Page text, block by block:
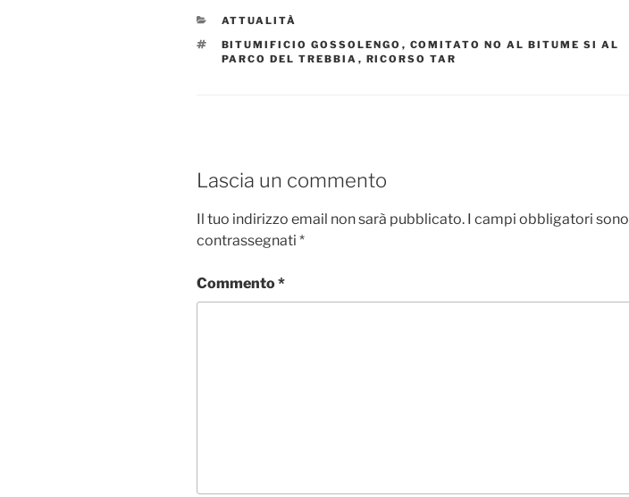
CATEGORIE
ATTUALITÀ
TAG
BITUMIFICIO GOSSOLENGO , COMITATO NO AL BITUME SI AL
PARCO DEL TREBBIA , RICORSO TAR
Lascia un commento
Il tuo indirizzo email non sarà pubblicato. I campi obbligatori sono
contrassegnati *
Commento*